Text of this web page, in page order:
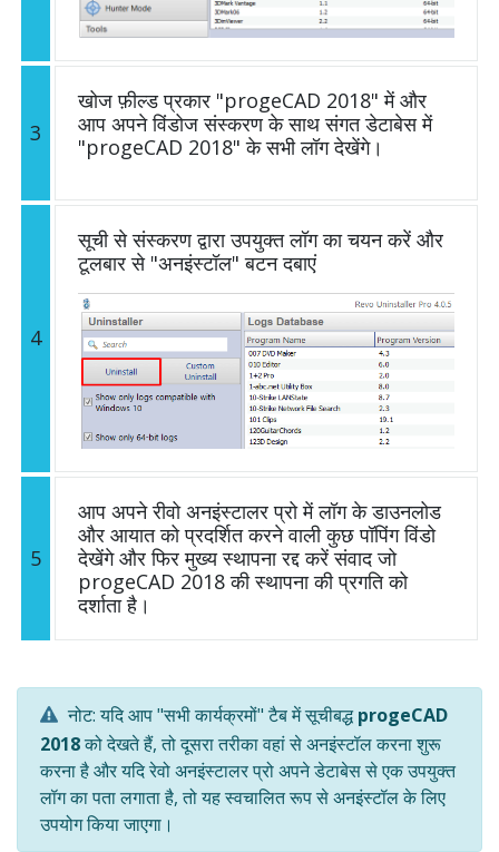
3
खोज फ़ील्ड प्रकार "progeCAD 2018" में और
आप अपने विंडोज संस्करण के साथ संगत डेटाबेस में
"progeCAD 2018" के सभी लॉग देखेंगे।
4
सूची से संस्करण द्वारा उपयुक्त लॉग का चयन करें और
टूलबार से "अनइंस्टॉल" बटन दबाएं
5
आप अपने रीवो अनइंस्टालर प्रो में लॉग के डाउनलोड
और आयात को प्रदर्शित करने वाली कुछ पॉपिंग विंडो
देखेंगे और फिर मुख्य स्थापना रद्द करें संवाद जो
progeCAD 2018 की स्थापना की प्रगति को
दर्शाता है।
नोट: यदि आप "सभी कार्यक्रमों" टैब में सूचीबद्धprogeCAD
2018को देखते हैं, तो दूसरा तरीका वहां से अनइंस्टॉल करना शुरू
करना है और यदि रेवो अनइंस्टालर प्रो अपने डेटाबेस से एक उपयुक्त
लॉग का पता लगाता है, तो यह स्वचालित रूप से अनइंस्टॉल के लिए
उपयोग किया जाएगा।